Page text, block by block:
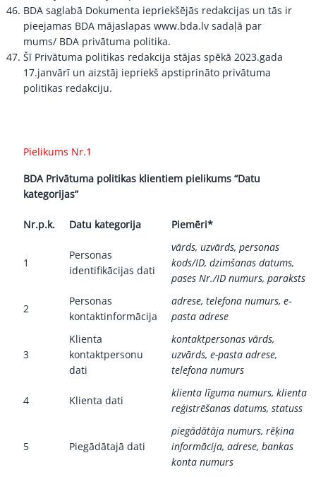
BDA saglabā Dokumenta iepriekšējās redakcijas un tās ir
pieejamas BDA mājaslapas www.bda.lv sadaļā par
mums/ BDA privātuma politika.
Šī Privātuma politikas redakcija stājas spēkā 2023.gada
17.janvārī un aizstāj iepriekš apstiprināto privātuma
politikas redakciju.
Pielikums Nr.1
BDA Privātuma politikas klientiem pielikums “Datu
kategorijas”
Nr.p.k. Datu kategorija Piemēri*
1
Personas
identifikācijas dati
vārds, uzvārds, personas
kods/ID, dzimšanas datums,
pases Nr./ID numurs, paraksts
2
Personas
kontaktinformācija
adrese, telefona numurs, e-
pasta adrese
3
Klienta
kontaktpersonu
dati
kontaktpersonas vārds,
uzvārds, e-pasta adrese,
telefona numurs
4 Klienta dati
klienta līguma numurs, klienta
reģistrēšanas datums, statuss
5 Piegādātajā dati
piegādātāja numurs, rēķina
informācija, adrese, bankas
konta numurs